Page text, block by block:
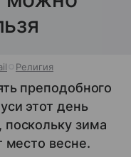
Религия
преподобного
этот день
зима
место весне.